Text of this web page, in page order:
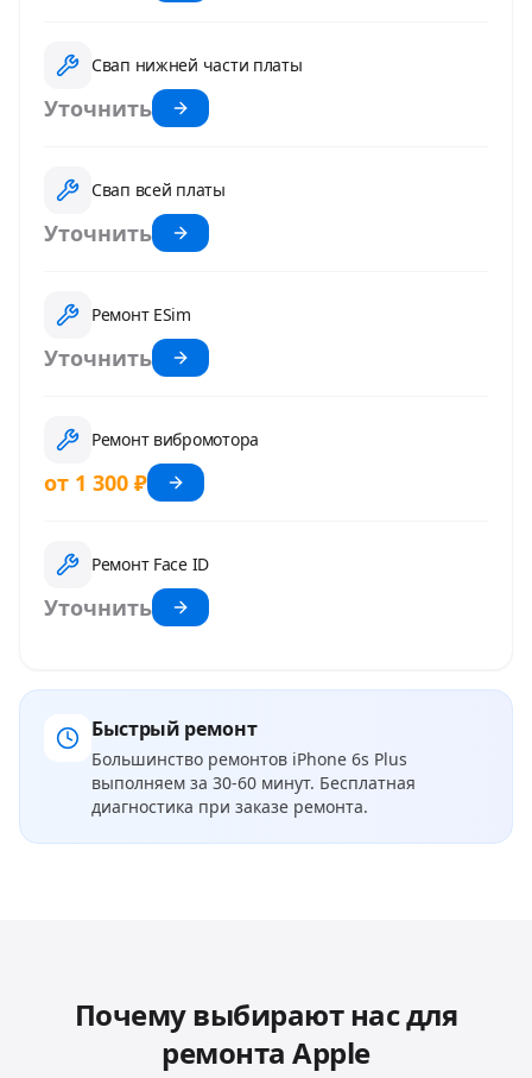
Свап нижней части платы
Уточнить
Свап всей платы
Уточнить
Ремонт ESim
Уточнить
Ремонт вибромотора
от 1 300 ₽
Ремонт Face ID
Уточнить
Быстрый ремонт
Большинство ремонтов iPhone 6s Plus
выполняем за 30-60 минут. Бесплатная
диагностика при заказе ремонта.
Почему выбирают нас для
ремонтаApple